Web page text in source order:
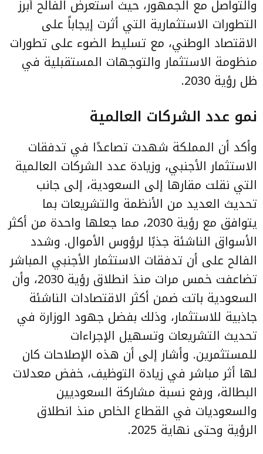
والتواصل مع الجمهور، حيث استعرض الفالح أبرز
التطورات الاستثمارية التي أثرت إيجاباً على
الاقتصاد الوطني، مع تسليط الضوء على تطورات
منظومة الاستثمار والتوجهات المستقبلية في
ظل رؤية 2030.
نمو عدد الشركات العالمية
وأكد أن المملكة شهدت تصاعدًا في تدفقات
الاستثمار الأجنبي، وزيادة عدد الشركات العالمية
التي نقلت مقارها إلى السعودية، إلى جانب
تحديث العديد من الأنظمة والتشريعات بما
يتوافق مع رؤية 2030، مما جعلها واحدة من أكثر
الأسواق الناشئة جذبًا لرؤوس الأموال. وشدد
الفالح على أن تدفقات الاستثمار الأجنبي المباشر
تضاعفت خمس مرات منذ انطلاق رؤية 2030، وأن
السعودية باتت ضمن أكثر الاقتصادات الناشئة
جاذبية للاستثمار، وذلك بفضل جهود الوزارة في
تحديث التشريعات وتسهيل الإجراءات
للمستثمرين. وأشار إلى أن هذه الإصلاحات كان
لها أثر مباشر في زيادة التوظيف، خفض معدلات
البطالة، ورفع نسبة مشاركة السعوديين
والسعوديات في القطاع الخاص منذ انطلاق
الرؤية وحتى نهاية 2025.